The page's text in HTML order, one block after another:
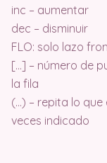
inc – aumentar
dec – disminuir
FLO: solo lazo
[…] – número de
la fila
(…) – repita lo
veces indicado